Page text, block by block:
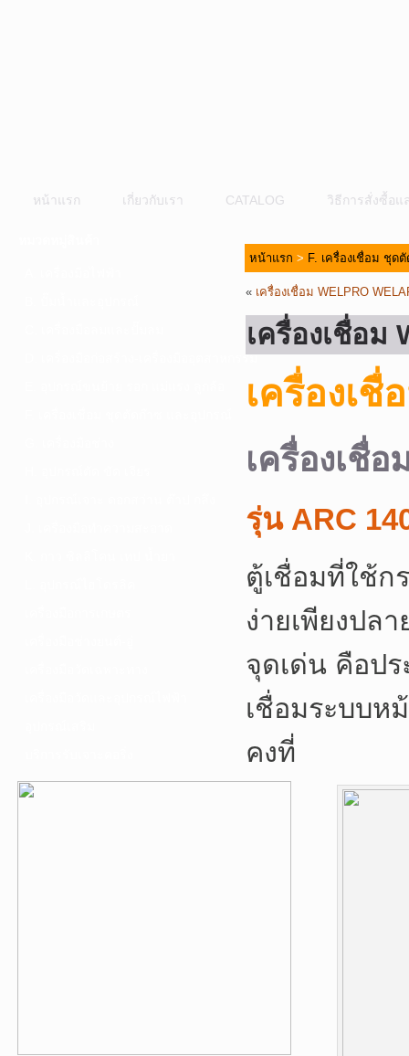
หน้าแรก เกี่ยวกับเรา CATALOG วิธีการสั่งซื้อแ
D. เครื่องมือก่อสร้าง-เครื่องมืออุตสาหกรรม
หน้าแรก > F. เครื่องเชื่อม ชุด
« เครื่องเชื่อม WELPRO
เครื่องเชื่อม
เครื่องเชื่
เครื่องเชื่
รุ่น ARC
ตู้เชื่อมที่ใช้ก
ง่ายเพียงปล
จุดเด่น คือปร
เชื่อมระบบห
คงที่